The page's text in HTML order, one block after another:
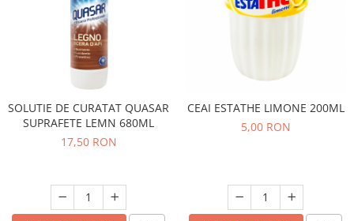
SOLUTIE DE CURATAT QUASAR
SUPRAFETE LEMN 680ML
17,50 RON
CEAI ESTATHE LIMONE 200ML
5,00 RON